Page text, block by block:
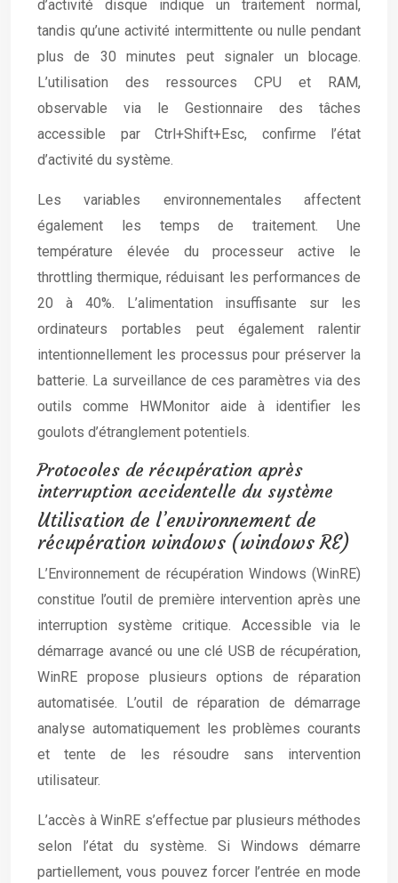
d’activité disque indique un traitement normal,
tandis qu’une activité intermittente ou nulle pendant
plus de 30 minutes peut signaler un blocage.
L’utilisation des ressources CPU et RAM,
observable via le Gestionnaire des tâches
accessible par Ctrl+Shift+Esc, confirme l’état
d’activité du système.
Les variables environnementales affectent
également les temps de traitement. Une
température élevée du processeur active le
throttling thermique, réduisant les performances de
20 à 40%. L’alimentation insuffisante sur les
ordinateurs portables peut également ralentir
intentionnellement les processus pour préserver la
batterie. La surveillance de ces paramètres via des
outils comme HWMonitor aide à identifier les
goulots d’étranglement potentiels.
Protocoles de récupération après
interruption accidentelle du système
Utilisation de l’environnement de
récupération windows (windows RE)
L’Environnement de récupération Windows (WinRE)
constitue l’outil de première intervention après une
interruption système critique. Accessible via le
démarrage avancé ou une clé USB de récupération,
WinRE propose plusieurs options de réparation
automatisée. L’outil de réparation de démarrage
analyse automatiquement les problèmes courants
et tente de les résoudre sans intervention
utilisateur.
L’accès à WinRE s’effectue par plusieurs méthodes
selon l’état du système. Si Windows démarre
partiellement, vous pouvez forcer l’entrée en mode